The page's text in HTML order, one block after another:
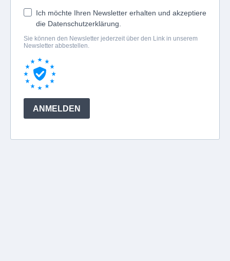
Ich möchte Ihren Newsletter erhalten und akzeptiere
die Datenschutzerklärung.
Sie können den Newsletter jederzeit über den Link in unserem
Newsletter abbestellen.
ANMELDEN